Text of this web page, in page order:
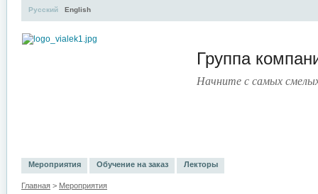
Группа
Начните с самых
Русский English
Мероприятия Обучение на заказ Лекторы
Главная > Мероприятия